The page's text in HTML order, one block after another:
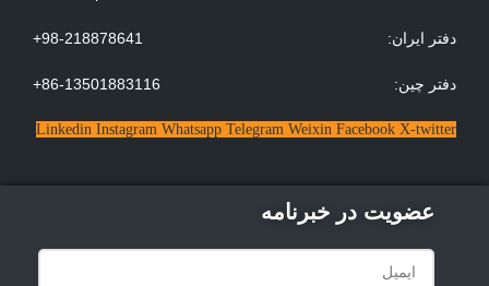
+98-218878641 :دفتر ایران
+86-13501883116 :دفتر چین
Linkedin Instagram Whatsapp Telegram Weixin Facebook X-twitter
عضویت در خبرنامه